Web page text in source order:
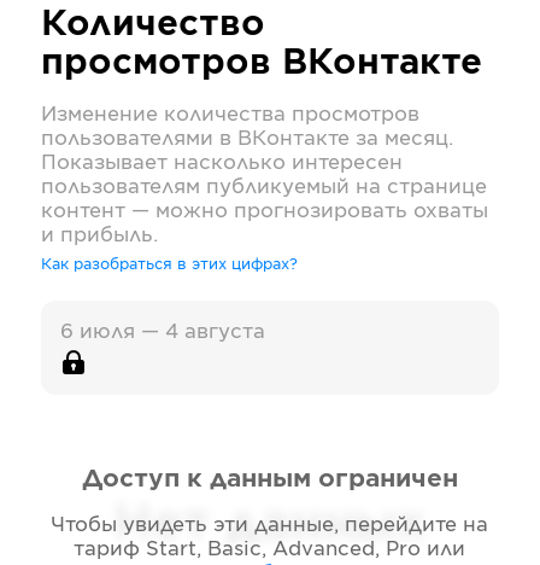
Количество
просмотров ВКонтакте
Изменение количества просмотров
пользователями в ВКонтакте за месяц.
Показывает насколько интересен
пользователям публикуемый на странице
контент — можно прогнозировать охваты
и прибыль.
Как разобраться в этих цифрах?
6 июля — 4 августа
Нет данных
Доступ к данным ограничен
Чтобы увидеть эти данные, перейдите на
тариф Start, Basic, Advanced, Pro или